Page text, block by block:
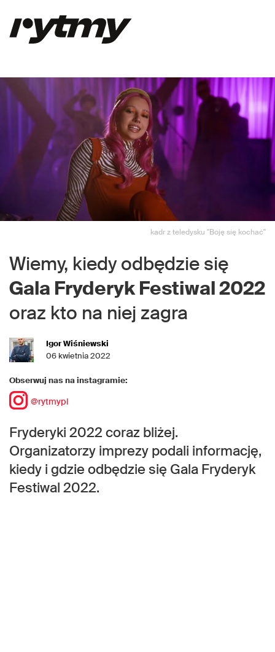
kadr z teledysku "Boję się kochać"
Wiemy, kiedy odbędzie się
Gala Fryderyk Festiwal 2022
oraz kto na niej zagra
Igor Wiśniewski
06 kwietnia 2022
Obserwuj nas na instagramie:
@rytmypl
Fryderyki 2022 coraz bliżej.
Organizatorzy imprezy podali informację,
kiedy i gdzie odbędzie się Gala Fryderyk
Festiwal 2022.